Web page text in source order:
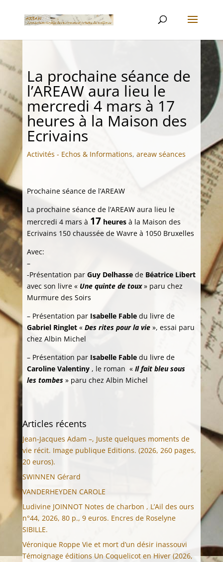
La prochaine séance de
l’AREAW aura lieu le
mercredi 4 mars à 17
heures à la Maison des
Ecrivains
Activités - Echos & Informations, areaw séances
Prochaine séance de l’AREAW
La prochaine séance de l’AREAW aura lieu le
mercredi 4 mars à 17heuresà la Maison des
Ecrivains 150 chaussée de Wavre à 1050 Bruxelles
Avec:
–
-Présentation par Guy Delhassede Béatrice Libert
avec son livre « Une quinte de toux » paru chez
Murmure des Soirs
– Présentation par Isabelle Fabledu livre de
Gabriel Ringlet« Des rites pour la vie», essai paru
chez Albin Michel
– Présentation parIsabelle Fabledu livre de
Caroline Valentiny, le roman « Il fait bleu sous
les tombes» paru chez Albin Michel
Articles récents
Jean-Jacques Adam –, Juste quelques moments de
vie récit. Image publique Editions. (2026, 260 pages,
20 euros).
SWINNEN Gérard
VANDERHEYDEN CAROLE
Ludivine JOINNOT Notes de charbon , L’Ail des ours
n°44, 2026, 80 p., 9 euros. Encres de Roselyne
SIBILLE.
Véronique Roppe Vie et mort d’un désir inassouvi
Témoignage éditions Un Coquelicot en Hiver (2026,